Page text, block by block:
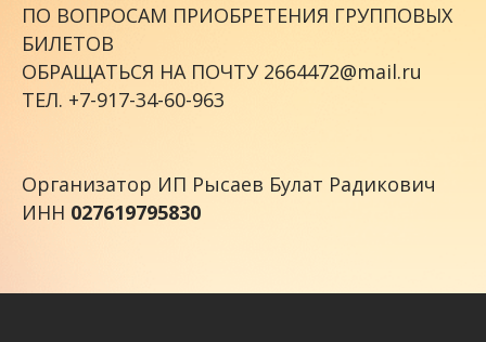
ПО ВОПРОСАМ ПРИОБРЕТЕНИЯ ГРУППОВЫХ
БИЛЕТОВ
ОБРАЩАТЬСЯ НА ПОЧТУ 2664472@mail.ru
ТЕЛ. +7-917-34-60-963
Организатор ИП Рысаев Булат Радикович
ИНН 027619795830